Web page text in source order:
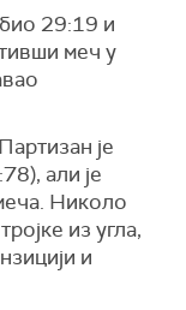
29:19 и
меч у
је
али је
Николо
из угла,
и